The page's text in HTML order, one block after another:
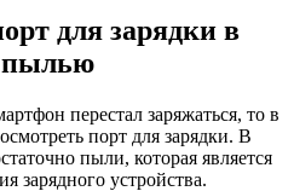
для зарядки в
пылью
перестал заряжаться, то в
порт для зарядки. В
пыли, которая является
зарядного устройства.